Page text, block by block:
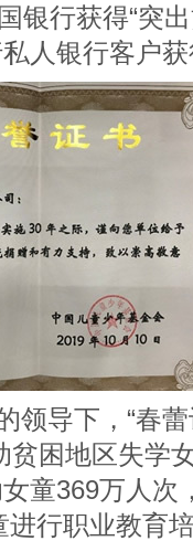
银行获得“突
人银行客户
领导下，“春
困地区失学
童369万人
行职业教育